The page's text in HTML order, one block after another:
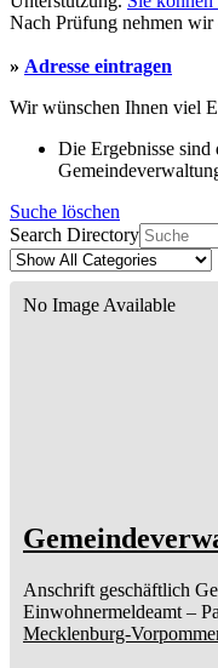
Nach Prüfung nehmen wir
» Adresse eintragen
Wir wünschen Ihnen viel
Die Ergebnisse sind
Suche löschen
Search Directory
No Image Available
Anschrift geschäftlich
Einwohnermeldeamt –
Mecklenburg-